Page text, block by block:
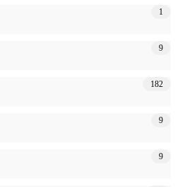
1
9
182
9
9